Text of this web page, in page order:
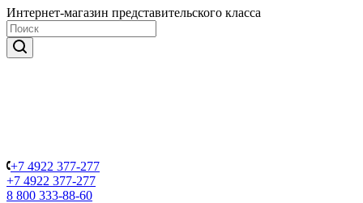
Интернет-магазин представительского класса
+7 4922 377-277
+7 4922 377-277
8 800 333-88-60